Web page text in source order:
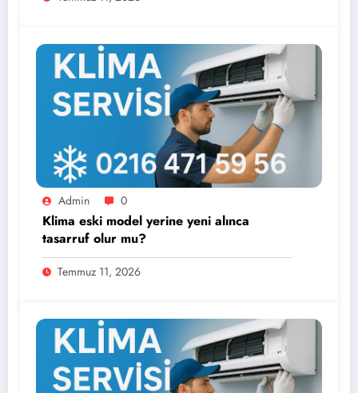
Admin 0
Klima eski model yerine yeni alınca
tasarruf olur mu?
Temmuz 11, 2026